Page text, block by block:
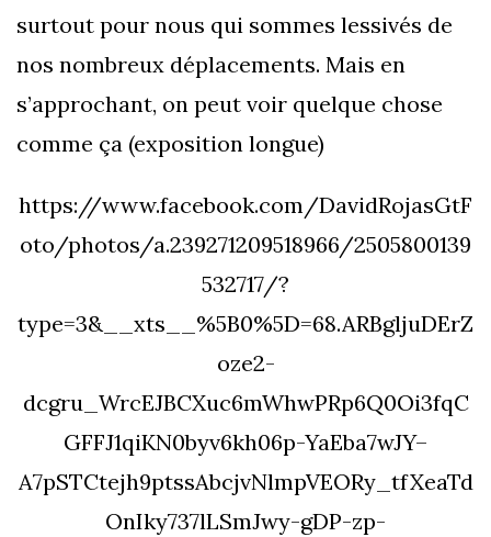
surtout pour nous qui sommes lessivés de
nos nombreux déplacements. Mais en
s’approchant, on peut voir quelque chose
comme ça (exposition longue)
https://www.facebook.com/DavidRojasGtF
oto/photos/a.239271209518966/2505800139
532717/?
type=3&__xts__%5B0%5D=68.ARBgljuDErZ
oze2-
dcgru_WrcEJBCXuc6mWhwPRp6Q0Oi3fqC
GFFJ1qiKN0byv6kh06p-YaEba7wJY–
A7pSTCtejh9ptssAbcjvNlmpVEORy_tfXeaTd
OnIky737lLSmJwy-gDP-zp-